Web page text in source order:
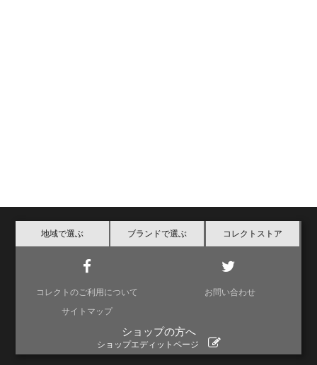
地域で選ぶ ブランドで選ぶ コレクトストア
コレクトのご利用について
お問い合わせ
サイトマップ
ショップの方へ
ショップエディットページ